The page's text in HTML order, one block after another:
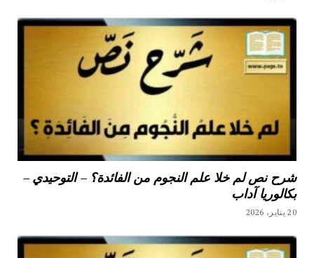
شرح نص لم خلا علم النجوم من الفائدة؟ – التوحيدي –
بكالوريا آداب
20 يناير، 2026